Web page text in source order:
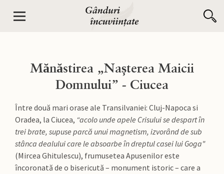
Mănăstirea „Nașterea Maicii
Domnului” - Ciucea
Între două mari orase ale Transilvaniei: Cluj-Napoca si
Oradea, la Ciucea, “acolo unde apele Crisului se despart în
trei brate, supuse parcă unui magnetism, izvorând de sub
stânca dealului care le absoarbe în dreptul casei lui Goga"
(Mircea Ghitulescu), frumusetea Apusenilor este
încoronată de o bisericută – monument istoric – care a